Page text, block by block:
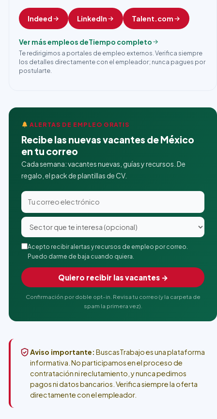
Indeed LinkedIn Talent.com
Ver más empleos deTiempo completo
Te redirigimos a portales de empleo externos. Verifica siempre
los detalles directamente con el empleador; nunca pagues por
postularte.
ALERTAS DE EMPLEO GRATIS
Recibe las nuevas vacantes de México
en tu correo
Cada semana: vacantes nuevas, guías y recursos. De
regalo, el pack de plantillas de CV.
Acepto recibir alertas y recursos de empleo por correo.
Puedo darme de baja cuando quiera.
Quiero recibir las vacantes →
Confirmación por doble opt-in. Revisa tu correo (y la carpeta de
spam la primera vez).
Aviso importante: BuscasTrabajo es una plataforma
informativa. No participamos en el proceso de
contratación ni reclutamiento, y nunca pedimos
pagos ni datos bancarios. Verifica siempre la oferta
directamente con el empleador.